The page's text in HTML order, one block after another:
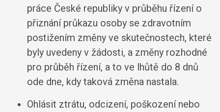
práce České republiky v průběhu řízení o
přiznání průkazu osoby se zdravotním
postižením změny ve skutečnostech, které
byly uvedeny v žádosti, a změny rozhodné
pro průběh řízení, a to ve lhůtě do 8 dnů
ode dne, kdy taková změna nastala.
Ohlásit ztrátu, odcizení, poškození nebo